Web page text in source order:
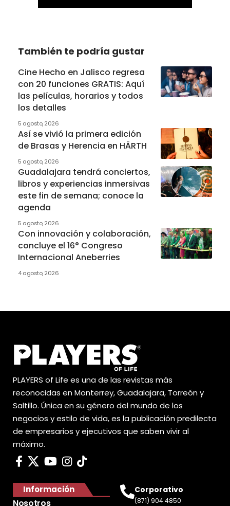
También te podría gustar
Cine Hecho en Jalisco regresa
con 20 funciones GRATIS: Aquí
las películas, horarios y todos
los detalles
5 agosto, 2026
Así se vivió la primera edición
de Brasas y Herencia en HÄRTH
5 agosto, 2026
Guadalajara tendrá conciertos,
libros y experiencias inmersivas
este fin de semana; conoce la
agenda
5 agosto, 2026
Con innovación y colaboración,
concluye el 16° Congreso
Internacional Aneberries
4 agosto, 2026
PLAYERS of Life es una de las revistas más
reconocidas en Monterrey, Guadalajara, Torreón y
Saltillo. Única en su género del mundo de los
negocios y estilo de vida, es la publicación predilecta
de empresarios y ejecutivos que saben vivir al
máximo.
Información
Nosotros
Corporativo
(871) 904 4850